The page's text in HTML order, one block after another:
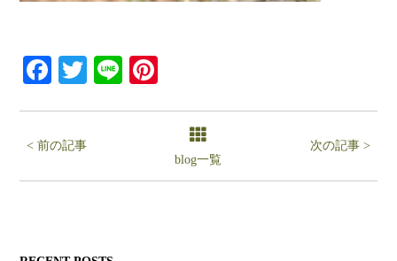
Facebook
Twitter
Line
< 前の記事
blog一覧
次の記事 >